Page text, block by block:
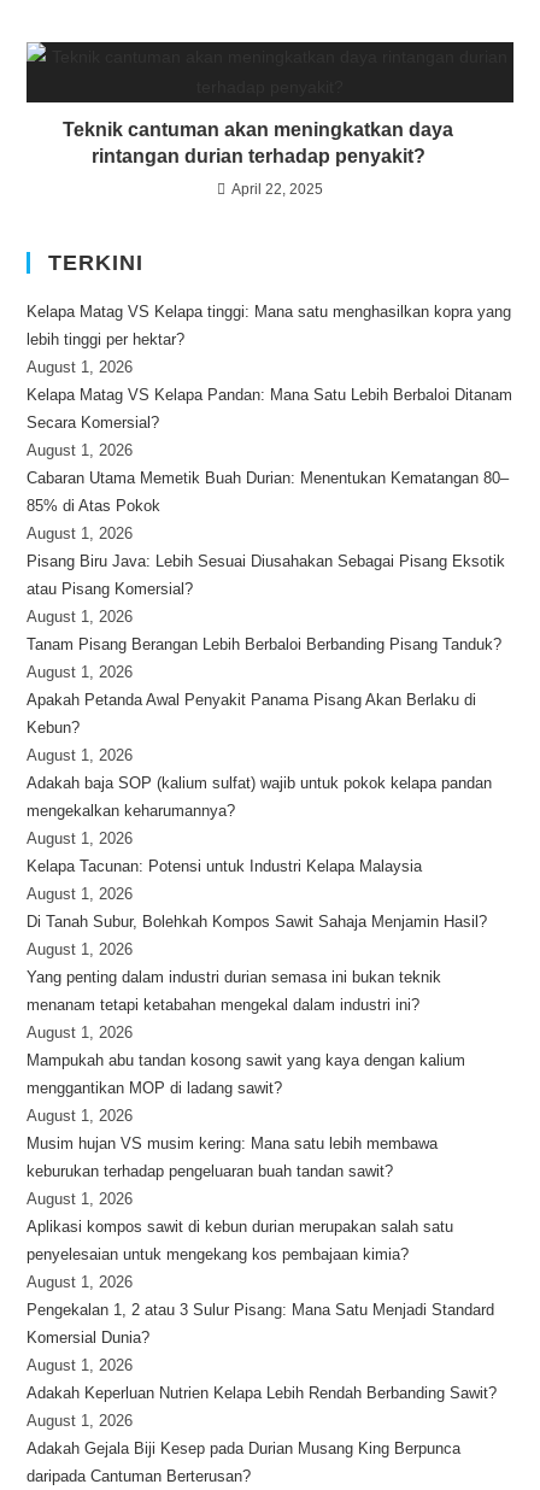
Teknik cantuman akan meningkatkan daya
rintangan durian terhadap penyakit?
April 22, 2025
TERKINI
Kelapa Matag VS Kelapa tinggi: Mana satu menghasilkan kopra yang
lebih tinggi per hektar?
August 1, 2026
Kelapa Matag VS Kelapa Pandan: Mana Satu Lebih Berbaloi Ditanam
Secara Komersial?
August 1, 2026
Cabaran Utama Memetik Buah Durian: Menentukan Kematangan 80–
85% di Atas Pokok
August 1, 2026
Pisang Biru Java: Lebih Sesuai Diusahakan Sebagai Pisang Eksotik
atau Pisang Komersial?
August 1, 2026
Tanam Pisang Berangan Lebih Berbaloi Berbanding Pisang Tanduk?
August 1, 2026
Apakah Petanda Awal Penyakit Panama Pisang Akan Berlaku di
Kebun?
August 1, 2026
Adakah baja SOP (kalium sulfat) wajib untuk pokok kelapa pandan
mengekalkan keharumannya?
August 1, 2026
Kelapa Tacunan: Potensi untuk Industri Kelapa Malaysia
August 1, 2026
Di Tanah Subur, Bolehkah Kompos Sawit Sahaja Menjamin Hasil?
August 1, 2026
Yang penting dalam industri durian semasa ini bukan teknik
menanam tetapi ketabahan mengekal dalam industri ini?
August 1, 2026
Mampukah abu tandan kosong sawit yang kaya dengan kalium
menggantikan MOP di ladang sawit?
August 1, 2026
Musim hujan VS musim kering: Mana satu lebih membawa
keburukan terhadap pengeluaran buah tandan sawit?
August 1, 2026
Aplikasi kompos sawit di kebun durian merupakan salah satu
penyelesaian untuk mengekang kos pembajaan kimia?
August 1, 2026
Pengekalan 1, 2 atau 3 Sulur Pisang: Mana Satu Menjadi Standard
Komersial Dunia?
August 1, 2026
Adakah Keperluan Nutrien Kelapa Lebih Rendah Berbanding Sawit?
August 1, 2026
Adakah Gejala Biji Kesep pada Durian Musang King Berpunca
daripada Cantuman Berterusan?